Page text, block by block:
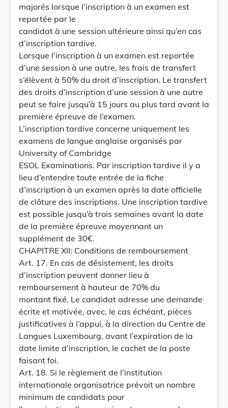
majorés lorsque l’inscription à un examen est
reportée par le
candidat à une session ultérieure ainsi qu’en cas
d’inscription tardive.
Lorsque l’inscription à un examen est reportée
d’une session à une autre, les frais de transfert
s’élèvent à 50% du droit d’inscription. Le transfert
des droits d’inscription d’une session à une autre
peut se faire jusqu’à 15 jours au plus tard avant la
première épreuve de l’examen.
L’inscription tardive concerne uniquement les
examens de langue anglaise organisés par
University of Cambridge
ESOL Examinations. Par inscription tardive il y a
lieu d’entendre toute entrée de la fiche
d’inscription à un examen après la date officielle
de clôture des inscriptions. Une inscription tardive
est possible jusqu’à trois semaines avant la date
de la première épreuve moyennant un
supplément de 30€.
CHAPITRE XII: Conditions de remboursement
Art. 17. En cas de désistement, les droits
d’inscription peuvent donner lieu à
remboursement à hauteur de 70% du
montant fixé. Le candidat adresse une demande
écrite et motivée, avec, le cas échéant, pièces
justificatives à l’appui, à la direction du Centre de
Langues Luxembourg, avant l’expiration de la
date limite d’inscription, le cachet de la poste
faisant foi.
Art. 18. Si le règlement de l’institution
internationale organisatrice prévoit un nombre
minimum de candidats pour